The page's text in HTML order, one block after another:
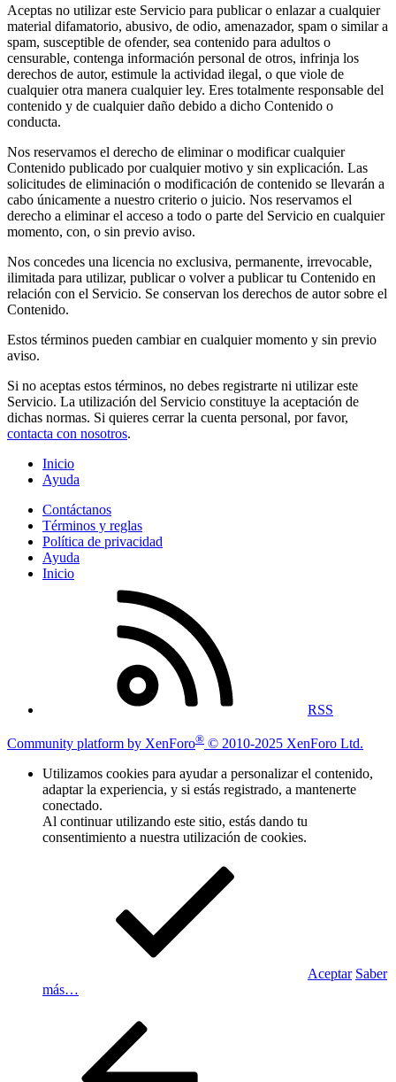
Aceptas no utilizar este Servicio para publicar o enlazar a cualquier
material difamatorio, abusivo, de odio, amenazador, spam o similar a
spam, susceptible de ofender, sea contenido para adultos o
censurable, contenga información personal de otros, infrinja los
derechos de autor, estimule la actividad ilegal, o que viole de
cualquier otra manera cualquier ley. Eres totalmente responsable del
contenido y de cualquier daño debido a dicho Contenido o
conducta.
Nos reservamos el derecho de eliminar o modificar cualquier
Contenido publicado por cualquier motivo y sin explicación. Las
solicitudes de eliminación o modificación de contenido se llevarán a
cabo únicamente a nuestro criterio o juicio. Nos reservamos el
derecho a eliminar el acceso a todo o parte del Servicio en cualquier
momento, con, o sin previo aviso.
Nos concedes una licencia no exclusiva, permanente, irrevocable,
ilimitada para utilizar, publicar o volver a publicar tu Contenido en
relación con el Servicio. Se conservan los derechos de autor sobre el
Contenido.
Estos términos pueden cambiar en cualquier momento y sin previo
aviso.
Si no aceptas estos términos, no debes registrarte ni utilizar este
Servicio. La utilización del Servicio constituye la aceptación de
dichas normas. Si quieres cerrar la cuenta personal, por favor,
contacta con nosotros.
Inicio
Ayuda
Contáctanos
Términos y reglas
Política de privacidad
Ayuda
Inicio
RSS
Community platform by XenForo® © 2010-2025 XenForo Ltd.
Utilizamos cookies para ayudar a personalizar el contenido,
adaptar la experiencia, y si estás registrado, a mantenerte
conectado.
Al continuar utilizando este sitio, estás dando tu
consentimiento a nuestra utilización de cookies.
Aceptar Saber
más…